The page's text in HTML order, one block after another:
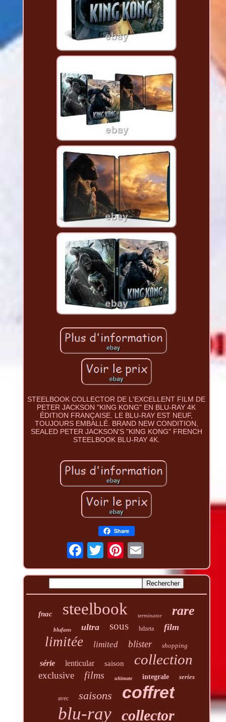
STEELBOOK COLLECTOR DE L'EXCELLENT FILM DE
PETER JACKSON "KING KONG" EN BLU-RAY 4K
ÉDITION FRANÇAISE. LE BLU-RAY EST NEUF,
TOUJOURS EMBALLÉ. BRAND NEW CONDITION,
SEALED PETER JACKSON'S "KING KONG" FRENCH
STEELBOOK BLU-RAY 4K.
Share
fnac steelbook terminator rare
blufans ultra sous hdzeta film
limitée limited blister shopping
série lenticular saison collection
exclusive films ultimate integrale series
avec saisons coffret
blu-ray collector